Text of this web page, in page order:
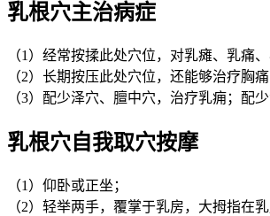
乳根穴主治病症
（1）经常按揉此处穴位，对乳瘫、乳痛
（2）长期按压此处穴位，还能够治疗胸
（3）配少泽穴、膻中穴，治疗乳痈；配少
乳根穴自我取穴按摩
（1）仰卧或正坐；
（2）轻举两手，覆掌于乳房，大拇指在